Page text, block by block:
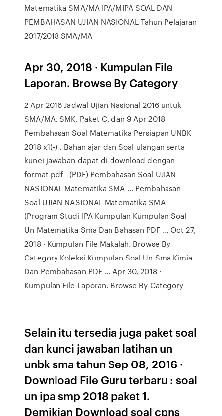
Matematika SMA/MA IPA/MIPA SOAL DAN
PEMBAHASAN UJIAN NASIONAL Tahun Pelajaran
2017/2018 SMA/MA
Apr 30, 2018 · Kumpulan File
Laporan. Browse By Category
2 Apr 2016 Jadwal Ujian Nasional 2016 untuk
SMA/MA, SMK, Paket C, dan 9 Apr 2018
Pembahasan Soal Matematika Persiapan UNBK
2018 x1(-) . Bahan ajar dan Soal ulangan serta
kunci jawaban dapat di download dengan
format pdf (PDF) Pembahasan Soal UJIAN
NASIONAL Matematika SMA ... Pembahasan
Soal UJIAN NASIONAL Matematika SMA
(Program Studi IPA Kumpulan Kumpulan Soal
Un Matematika Sma Dan Bahasan PDF ... Oct 27,
2018 · Kumpulan File Makalah. Browse By
Category Koleksi Kumpulan Soal Un Sma Kimia
Dan Pembahasan PDF ... Apr 30, 2018 ·
Kumpulan File Laporan. Browse By Category
Selain itu tersedia juga paket soal
dan kunci jawaban latihan un
unbk sma tahun Sep 08, 2016 ·
Download File Guru terbaru : soal
un ipa smp 2018 paket 1.
Demikian Download soal cpns